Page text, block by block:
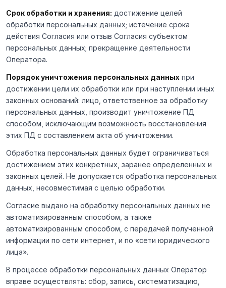
Срок обработки и хранения: достижение целей
обработки персональных данных; истечение срока
действия Согласия или отзыв Согласия субъектом
персональных данных; прекращение деятельности
Оператора.
Порядок уничтожения персональных данных при
достижении цели их обработки или при наступлении иных
законных оснований: лицо, ответственное за обработку
персональных данных, производит уничтожение ПД
способом, исключающим возможность восстановления
этих ПД с составлением акта об уничтожении.
Обработка персональных данных будет ограничиваться
достижением этих конкретных, заранее определенных и
законных целей. Не допускается обработка персональных
данных, несовместимая с целью обработки.
Согласие выдано на обработку персональных данных не
автоматизированным способом, а также
автоматизированным способом, с передачей полученной
информации по сети интернет, и по «сети юридического
лица».
В процессе обработки персональных данных Оператор
вправе осуществлять: сбор, запись, систематизацию,